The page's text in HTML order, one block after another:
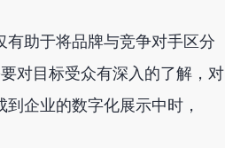
助于将品牌与竞争对手区分
对目标受众有深入的了解，对
企业的数字化展示中时，